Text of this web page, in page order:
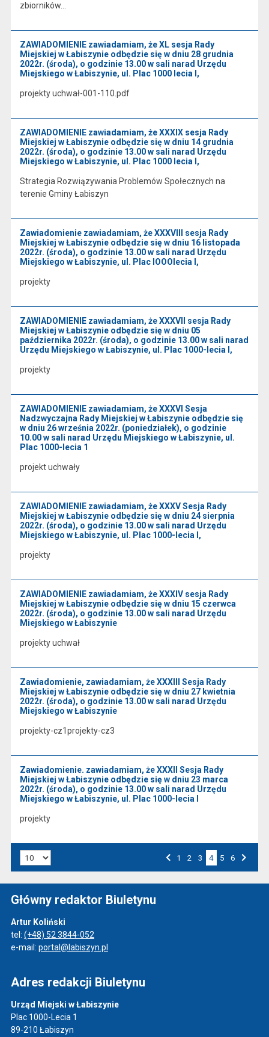
zbiorników…
ZAWIADOMIENIE zawiadamiam, że XL sesja Rady
Miejskiej w Łabiszynie odbędzie się w dniu 28 grudnia
2022r. (środa), o godzinie 13.00 w sali narad Urzędu
Miejskiego w Łabiszynie, ul. Plac 1000 lecia l,
projekty uchwał-001-110.pdf
ZAWIADOMIENIE zawiadamiam, że XXXIX sesja Rady
Miejskiej w Łabiszynie odbędzie się w dniu 14 grudnia
2022r. (środa), o godzinie 13.00 w sali narad Urzędu
Miejskiego w Łabiszynie, ul. Plac 1000 lecia l,
Strategia Rozwiązywania Problemów Społecznych na
terenie Gminy Łabiszyn
Zawiadomienie zawiadamiam, że XXXVIII sesja Rady
Miejskiej w Łabiszynie odbędzie się w dniu 16 listopada
2022r. (środa), o godzinie 13.00 w sali narad Urzędu
Miejskiego w Łabiszynie, ul. Plac lOOOlecia l,
projekty
ZAWIADOMIENIE zawiadamiam, że XXXVII sesja Rady
Miejskiej w Łabiszynie odbędzie się w dniu 05
października 2022r. (środa), o godzinie 13.00 w sali narad
Urzędu Miejskiego w Łabiszynie, ul. Plac 1000-lecia l,
projekty
ZAWIADOMIENIE zawiadamiam, że XXXVI Sesja
Nadzwyczajna Rady Miejskiej w Łabiszynie odbędzie się
w dniu 26 września 2022r. (poniedziałek), o godzinie
10.00 w sali narad Urzędu Miejskiego w Łabiszynie, ul.
Plac 1000-lecia 1
projekt uchwały
ZAWIADOMIENIE zawiadamiam, że XXXV Sesja Rady
Miejskiej w Łabiszynie odbędzie się w dniu 24 sierpnia
2022r. (środa), o godzinie 13.00 w sali narad Urzędu
Miejskiego w Łabiszynie, ul. Plac 1000-lecia l,
projekty
ZAWIADOMIENIE zawiadamiam, że XXXIV sesja Rady
Miejskiej w Łabiszynie odbędzie się w dniu 15 czerwca
2022r. (środa), o godzinie 13.00 w sali narad Urzędu
Miejskiego w Łabiszynie
projekty uchwał
Zawiadomienie, zawiadamiam, że XXXIII Sesja Rady
Miejskiej w Łabiszynie odbędzie się w dniu 27 kwietnia
2022r. (środa), o godzinie 13.00 w sali narad Urzędu
Miejskiego w Łabiszynie
projekty-cz1projekty-cz3
Zawiadomienie. zawiadamiam, że XXXII Sesja Rady
Miejskiej w Łabiszynie odbędzie się w dniu 23 marca
2022r. (środa), o godzinie 13.00 w sali narad Urzędu
Miejskiego w Łabiszynie, ul. Plac 1000-lecia l
projekty
1 2 3 4 5 6
Główny redaktor Biuletynu
Artur Koliński
tel: (+48) 52 3844-052
e-mail: portal@labiszyn.pl
Adres redakcji Biuletynu
Urząd Miejski w Łabiszynie
Plac 1000-Lecia 1
89-210 Łabiszyn